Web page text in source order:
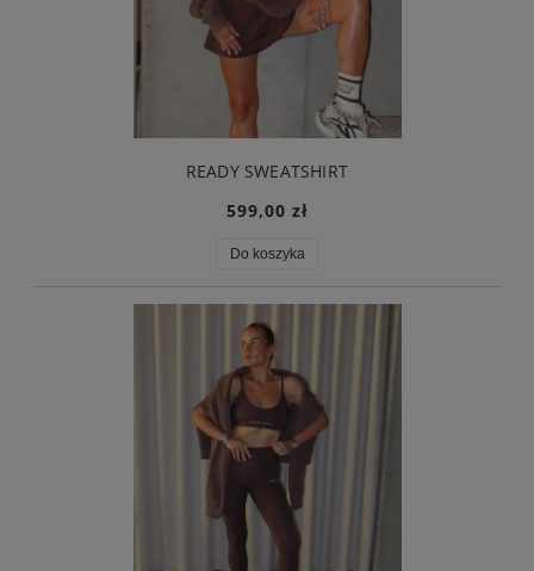
READY SWEATSHIRT
599,00 zł
Do koszyka